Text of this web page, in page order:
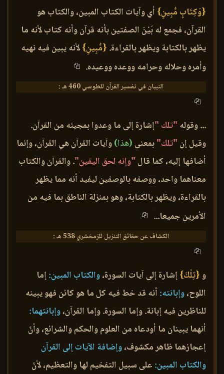
{وَكِتَابٍ مُّبِينٍ} أي وآيات الكتاب المبين، والكتاب هو
القرآن، فجمع له بَيْنَ الصفتين بأنه قرآن وأنه كتاب لأنه ما
يظهر بالكتابة ويظهر بالقراءة. {مُّبِينٍ}لأنه يبين فيه نهيه
وأمره وحلاله وحرامه ووعده ووعيده.
التبيان في تفسير القرآن للطوسي 460 هـ :
... وقوله "تلك "إشارة إلى ما وعدوا بمجيئه من القرآن.
وقيل إن "تلك"بمعنى (هذا)وآيات القرآن هي القرآن، وإنما
أضافها إليه، كما قال "وإنه لحق اليقين". والقرآن والكتاب
معناهما واحد، ووصفه بالوصفين ليفيد أنه مما يظهر
بالقراءة، ويظهر بالكتابة، وهو بمنزلة الناطق بما فيه من
الأمرين جميعا...
الكشاف عن حقائق التنزيل للزمخشري 538 هـ :
و{تِلْكَ}إشارة إلى آيات السورة،والكتاب المبين:إما
اللوح،وإبانته: أنه قد خط فيه كل ما هو كائن فهو يبينه
للناظرين فيه إبانة. وإما السورة. وإما القرآن،وإبانتهما:
أنهما يبينان ما أودعاه من العلوم والحكم والشرائع، وأنّ
إعجازهما ظاهر مكشوف،وإضافة الآيات إلى القرآن
والكتاب المبين: على سبيل التفخيم لها والتعظيم، لأنّ